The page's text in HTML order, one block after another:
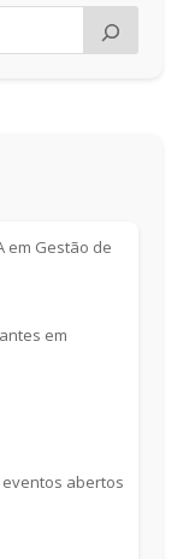
em Gestão de
em
eventos abertos